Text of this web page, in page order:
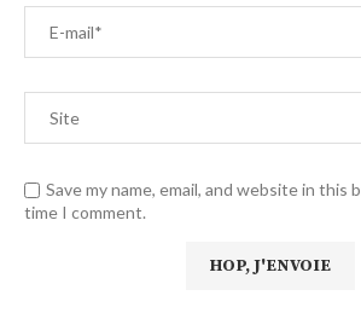
Save my name, email, and website in this
time I comment.